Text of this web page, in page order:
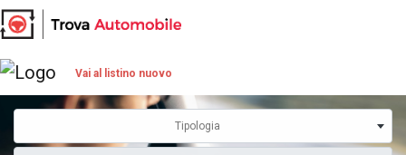
Vai al listino nuovo
Tipologia